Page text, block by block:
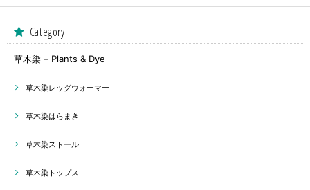
Category
草木染 – Plants & Dye
草木染レッグウォーマー
草木染はらまき
草木染ストール
草木染トップス